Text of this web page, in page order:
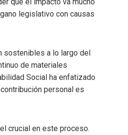
legislativo con causas
sostenibles a lo largo del
de materiales
Social ha enfatizado
personal es
crucial en este proceso.